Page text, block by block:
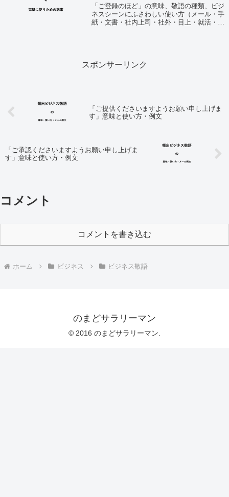
「ご登録のほど」の意味、敬語の種類、ビジ
ネスシーンにふさわしい使い方（メール・手
紙・文書・社内上司・社外・目上・就活・転
スポンサーリンク
「ご提供くださいますようお願い申し上げま
す」意味と使い方・例文
「ご承認くださいますようお願い申し上げま
す」意味と使い方・例文
コメント
コメントを書き込む
ホーム ビジネス ビジネス敬語
のまどサラリーマン
© 2016 のまどサラリーマン.